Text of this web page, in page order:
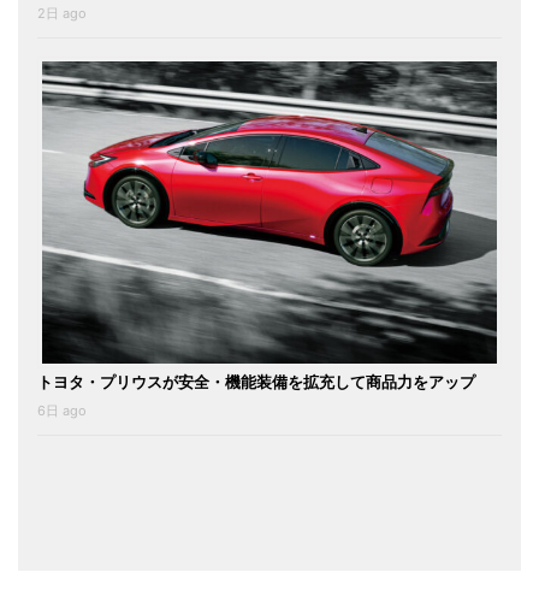
2日 ago
トヨタ・プリウスが安全・機能装備を拡充して商品力をアップ
6日 ago